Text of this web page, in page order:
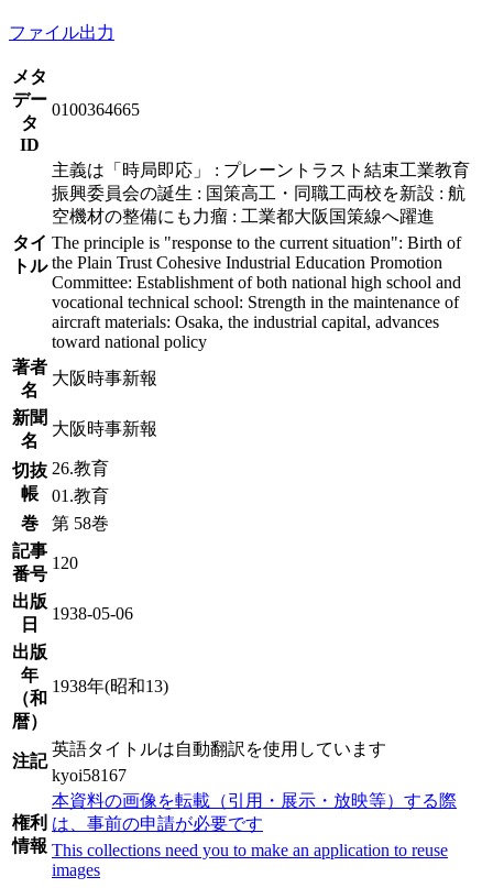
ファイル出力
メタ
デー
タ
ID
0100364665
タイ
トル
主義は「時局即応」 : プレーントラスト結束工業教育
振興委員会の誕生 : 国策高工・同職工両校を新設 : 航
空機材の整備にも力瘤 : 工業都大阪国策線へ躍進
The principle is "response to the current situation": Birth of
the Plain Trust Cohesive Industrial Education Promotion
Committee: Establishment of both national high school and
vocational technical school: Strength in the maintenance of
aircraft materials: Osaka, the industrial capital, advances
toward national policy
著者
名
大阪時事新報
新聞
名
大阪時事新報
切抜
帳
26.教育
01.教育
巻
第 58巻
記事
番号
120
出版
日
1938-05-06
出版
年
（和
暦）
1938年(昭和13)
注記
英語タイトルは自動翻訳を使用しています
kyoi58167
権利
情報
本資料の画像を転載（引用・展示・放映等）する際
は、事前の申請が必要です
This collections need you to make an application to reuse
images